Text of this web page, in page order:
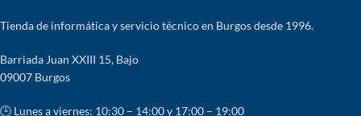
Tienda de informática y servicio técnico en Burgos desde 1996.
Barriada Juan XXIII 15, Bajo
09007 Burgos
🕒 Lunes a viernes: 10:30 – 14:00 y 17:00 – 19:00